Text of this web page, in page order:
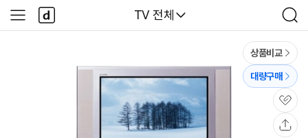
다나와
TV 전체
검
색
사
이
다
나
와
상품비교
대량구매
관
심